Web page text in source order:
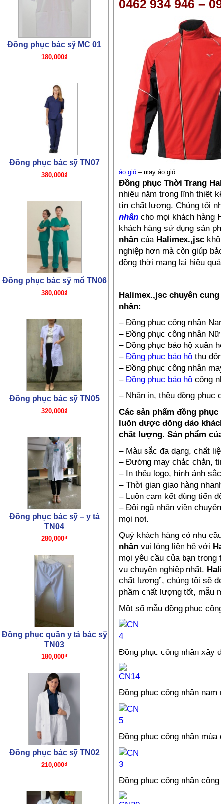
0462 934 946 –
áo gió – may áo gió
Đồng phục Thời Trang
nhiều năm trong lĩnh thiết
tín chất lượng. Chúng tôi
nhân cho mọi khách hàng
khách hàng sử dụng sản
nhân của Halimex.,jsc
nghiệp hơn mà còn giúp
đồng thời mang lại hiệu
Halimex.,jsc chuyên
nhân:
– Đồng phục công nhân
– Đồng phục công nhân Nữ
– Đồng phục bảo hộ xuân
– Đồng phục bảo hộ thu
– Đồng phục công nhân
– Đồng phục bảo hộ công
– Nhận in, thêu đồng phục
Các sản phẩm đồng
luôn được đông đảo
chất lượng. Sản phẩm
– Màu sắc đa dạng, chất
– Đường may chắc chắn,
– In thêu logo, hình ảnh
– Thời gian giao hàng
– Luôn cam kết đúng tiến
– Đội ngũ nhân viên
mọi nơi.
Quý khách hàng có nhu
nhân vui lòng liên hệ với
mọi yêu cầu của bạn
vụ chuyên nghiệp nhất.
chất lượng”, chúng tôi sẽ
phầm chất lượng tốt, mẫu
Một số mẫu đồng phục
Đồng phục công nhân xây
Đồng phục công nhân nam
Đồng phục công nhân mùa
Đồng phục công nhân
Đồng phục bác sỹ TN07
380,000₫
Đồng phục bác sỹ mổ TN06
380,000₫
Đồng phục bác sỹ TN05
320,000₫
Đồng phục bác sỹ – y tá
TN04
280,000₫
Đồng phục quần y tá bác sỹ
TN03
180,000₫
Đồng phục bác sỹ TN02
210,000₫